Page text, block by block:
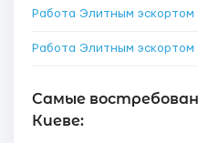
Работа Элитным эскортом
Работа Элитным эскортом
Самые
Киеве: